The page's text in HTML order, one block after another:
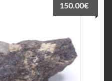
150.00€